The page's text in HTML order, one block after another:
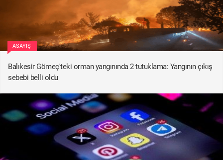
ASAYIŞ
Balıkesir Gömeç'teki orman yangınında 2 tutuklama: Yangının çıkış
sebebi belli oldu